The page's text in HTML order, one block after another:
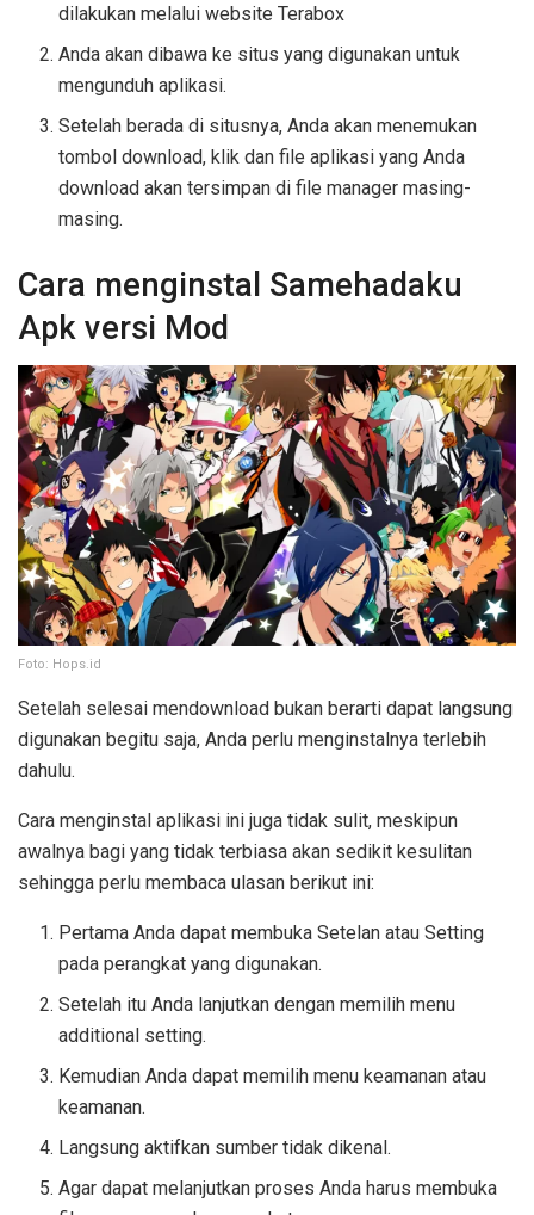
dilakukan melalui website Terabox
Anda akan dibawa ke situs yang digunakan untuk
mengunduh aplikasi.
Setelah berada di situsnya, Anda akan menemukan
tombol download, klik dan file aplikasi yang Anda
download akan tersimpan di file manager masing-
masing.
Cara menginstal Samehadaku
Apk versi Mod
Foto: Hops.id
Setelah selesai mendownload bukan berarti dapat langsung
digunakan begitu saja, Anda perlu menginstalnya terlebih
dahulu.
Cara menginstal aplikasi ini juga tidak sulit, meskipun
awalnya bagi yang tidak terbiasa akan sedikit kesulitan
sehingga perlu membaca ulasan berikut ini:
Pertama Anda dapat membuka Setelan atau Setting
pada perangkat yang digunakan.
Setelah itu Anda lanjutkan dengan memilih menu
additional setting.
Kemudian Anda dapat memilih menu keamanan atau
keamanan.
Langsung aktifkan sumber tidak dikenal.
Agar dapat melanjutkan proses Anda harus membuka